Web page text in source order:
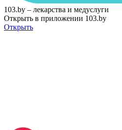
103.by – лекарства и медуслуги
Открыть в приложении 103.by
Открыть